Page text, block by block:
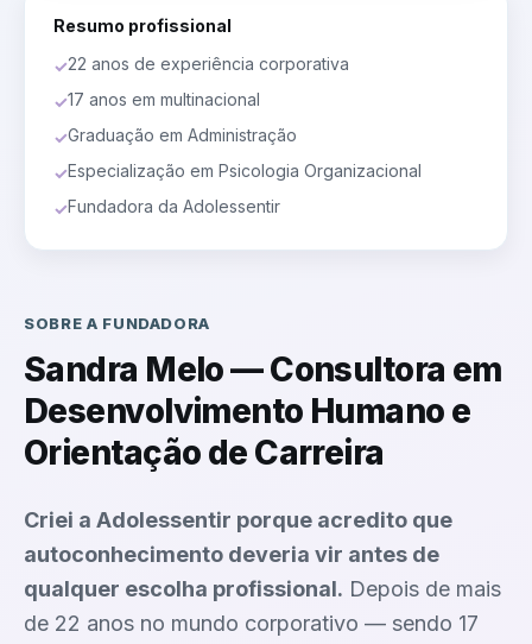
Resumo profissional
✓22 anos de experiência corporativa
✓17 anos em multinacional
✓Graduação em Administração
✓Especialização em Psicologia Organizacional
✓Fundadora da Adolessentir
SOBRE A FUNDADORA
Sandra Melo — Consultora em
Desenvolvimento Humano e
Orientação de Carreira
Criei a Adolessentir porque acredito que
autoconhecimento deveria vir antes de
qualquer escolha profissional. Depois de mais
de 22 anos no mundo corporativo — sendo 17